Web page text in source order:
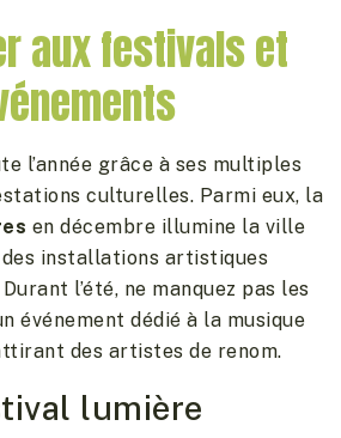
aux festivals et
l’année grâce à ses multiples
culturelles. Parmi eux, la
en décembre illumine la ville
installations artistiques
l’été, ne manquez pas les
événement dédié à la musique
des artistes de renom.
lumière